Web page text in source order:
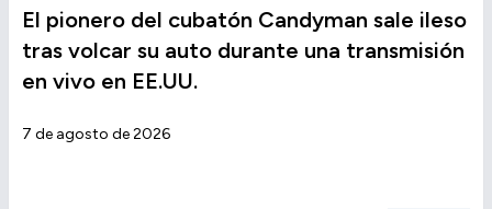
El pionero del cubatón Candyman sale ileso
tras volcar su auto durante una transmisión
en vivo en EE.UU.
7 de agosto de 2026